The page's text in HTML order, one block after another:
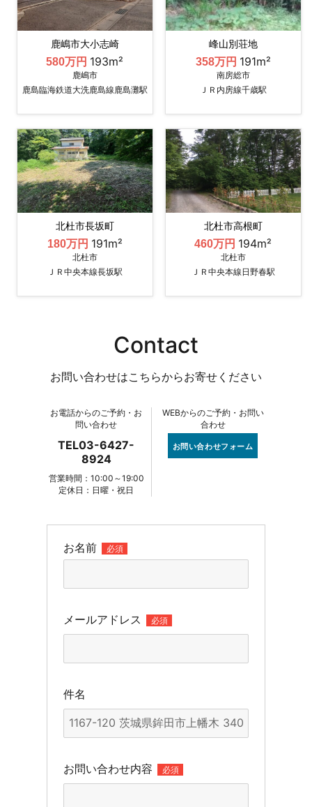
鹿嶋市大小志崎
580万円 193m²
鹿嶋市
鹿島臨海鉄道大洗鹿島線鹿島灘駅
峰山別荘地
358万円 191m²
南房総市
ＪＲ内房線千歳駅
北杜市長坂町
180万円 191m²
北杜市
ＪＲ中央本線長坂駅
北杜市高根町
460万円 194m²
北杜市
ＪＲ中央本線日野春駅
Contact
お問い合わせはこちらからお寄せください
お電話からのご予約・お
問い合わせ
TEL03-6427-
8924
営業時間：10:00～19:00
定休日：日曜・祝日
WEBからのご予約・お問い
合わせ
お問い合わせフォーム
お名前 必須
メールアドレス 必須
件名
お問い合わせ内容 必須